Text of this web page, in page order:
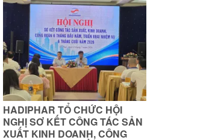
HADIPHAR TỔ CHỨC HỘI
NGHỊ SƠ KẾT CÔNG TÁC SẢN
XUẤT KINH DOANH, CÔNG